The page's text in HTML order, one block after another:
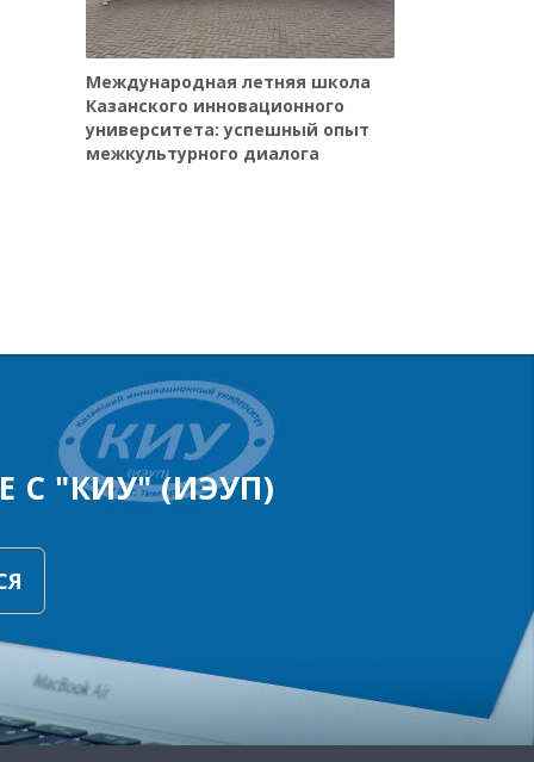
Международная летняя школа
Казанского инновационного
университета: успешный опыт
межкультурного диалога
С "КИУ" (ИЭУП)